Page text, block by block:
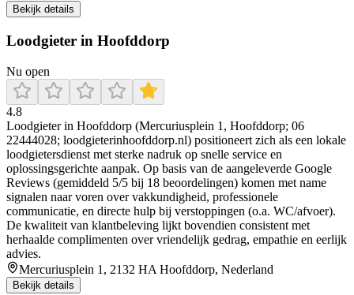
Bekijk details
Loodgieter in Hoofddorp
Nu open
4.8
Loodgieter in Hoofddorp (Mercuriusplein 1, Hoofddorp; 06
22444028; loodgieterinhoofddorp.nl) positioneert zich als een lokale
loodgietersdienst met sterke nadruk op snelle service en
oplossingsgerichte aanpak. Op basis van de aangeleverde Google
Reviews (gemiddeld 5/5 bij 18 beoordelingen) komen met name
signalen naar voren over vakkundigheid, professionele
communicatie, en directe hulp bij verstoppingen (o.a. WC/afvoer).
De kwaliteit van klantbeleving lijkt bovendien consistent met
herhaalde complimenten over vriendelijk gedrag, empathie en eerlijk
advies.
Mercuriusplein 1, 2132 HA Hoofddorp, Nederland
Bekijk details